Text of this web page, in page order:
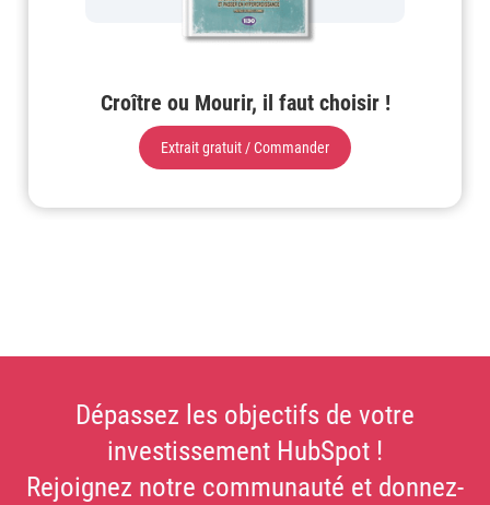
Croître ou Mourir, il faut choisir !
Extrait gratuit / Commander
Dépassez les objectifs de votre
investissement HubSpot !
Rejoignez notre communauté et donnez-